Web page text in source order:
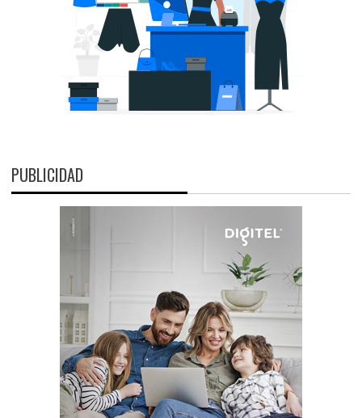
PUBLICIDAD